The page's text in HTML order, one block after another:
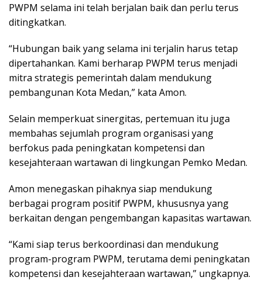
PWPM selama ini telah berjalan baik dan perlu terus
ditingkatkan.
“Hubungan baik yang selama ini terjalin harus tetap
dipertahankan. Kami berharap PWPM terus menjadi
mitra strategis pemerintah dalam mendukung
pembangunan Kota Medan,” kata Amon.
Selain memperkuat sinergitas, pertemuan itu juga
membahas sejumlah program organisasi yang
berfokus pada peningkatan kompetensi dan
kesejahteraan wartawan di lingkungan Pemko Medan.
Amon menegaskan pihaknya siap mendukung
berbagai program positif PWPM, khususnya yang
berkaitan dengan pengembangan kapasitas wartawan.
“Kami siap terus berkoordinasi dan mendukung
program-program PWPM, terutama demi peningkatan
kompetensi dan kesejahteraan wartawan,” ungkapnya.